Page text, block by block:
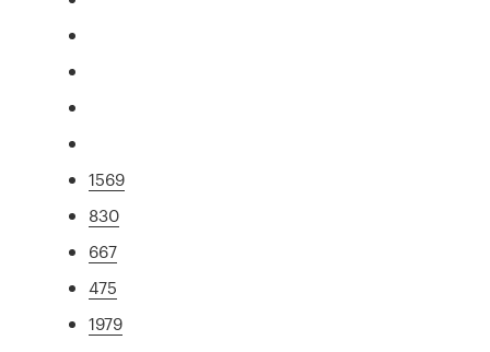
1569
830
667
475
1979